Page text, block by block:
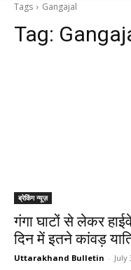
Tags Gangajal
Tag:
ब्रेकिंग न्यूज़
गंगा घाटों से लेकर
दिन में इतने कांवड़
Uttarakhand Bulletin - July